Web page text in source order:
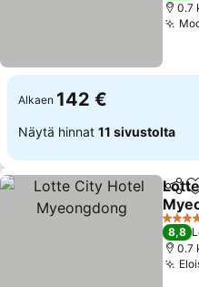
0.7
Alkaen 142 €
Näytä hinnat 11 sivustolta
Jaa
4
8,8
0.7